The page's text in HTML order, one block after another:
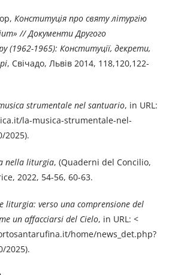
Конституція про святу літургію
// Документи Другого
(1962-1965): Конституції, декрети,
, Свічадо, Львів 2014, 118,120,122-
strumentale nel santuario, in URL:
la-musica-strumentale-nel-
2025).
nella liturgia, (Quaderni del Concilio,
2022, 54-56, 60-63.
liturgia: verso una comprensione del
un affacciarsi del Cielo, in URL: <
home/news_det.php?
2025).